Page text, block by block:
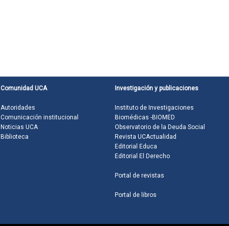
Comunidad UCA
Autoridades
Comunicación institucional
Noticias UCA
Biblioteca
Investigación y publicaciones
Instituto de Investigaciones
Biomédicas -BIOMED
Observatorio de la Deuda Social
Revista UCActualidad
Editorial Educa
Editorial El Derecho
Portal de revistas
Portal de libros